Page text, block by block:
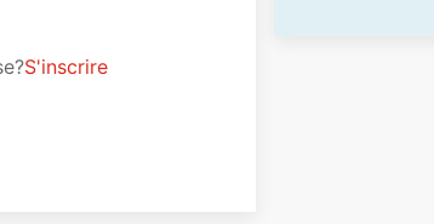
S'inscrire